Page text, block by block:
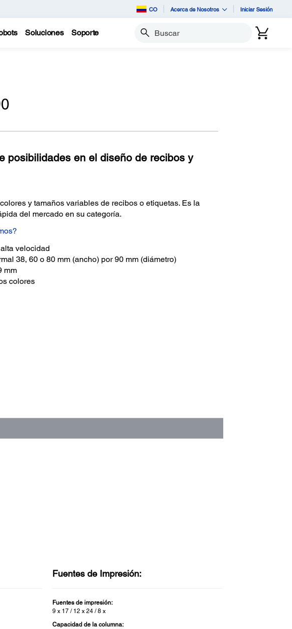
CO Acerca de Nosotros Iniciar Sesión
Soluciones Soporte Buscar
posibilidades en el diseño de recibos y
y tamaños variables de recibos o etiquetas. Es la
del mercado en su categoría.
velocidad
38, 60 o 80 mm (ancho) por 90 mm (diámetro)
mm
colores
Fuentes de Impresión:
Fuentes de impresión:
9 x 17 / 12 x 24 / 8 x
Capacidad de la columna: